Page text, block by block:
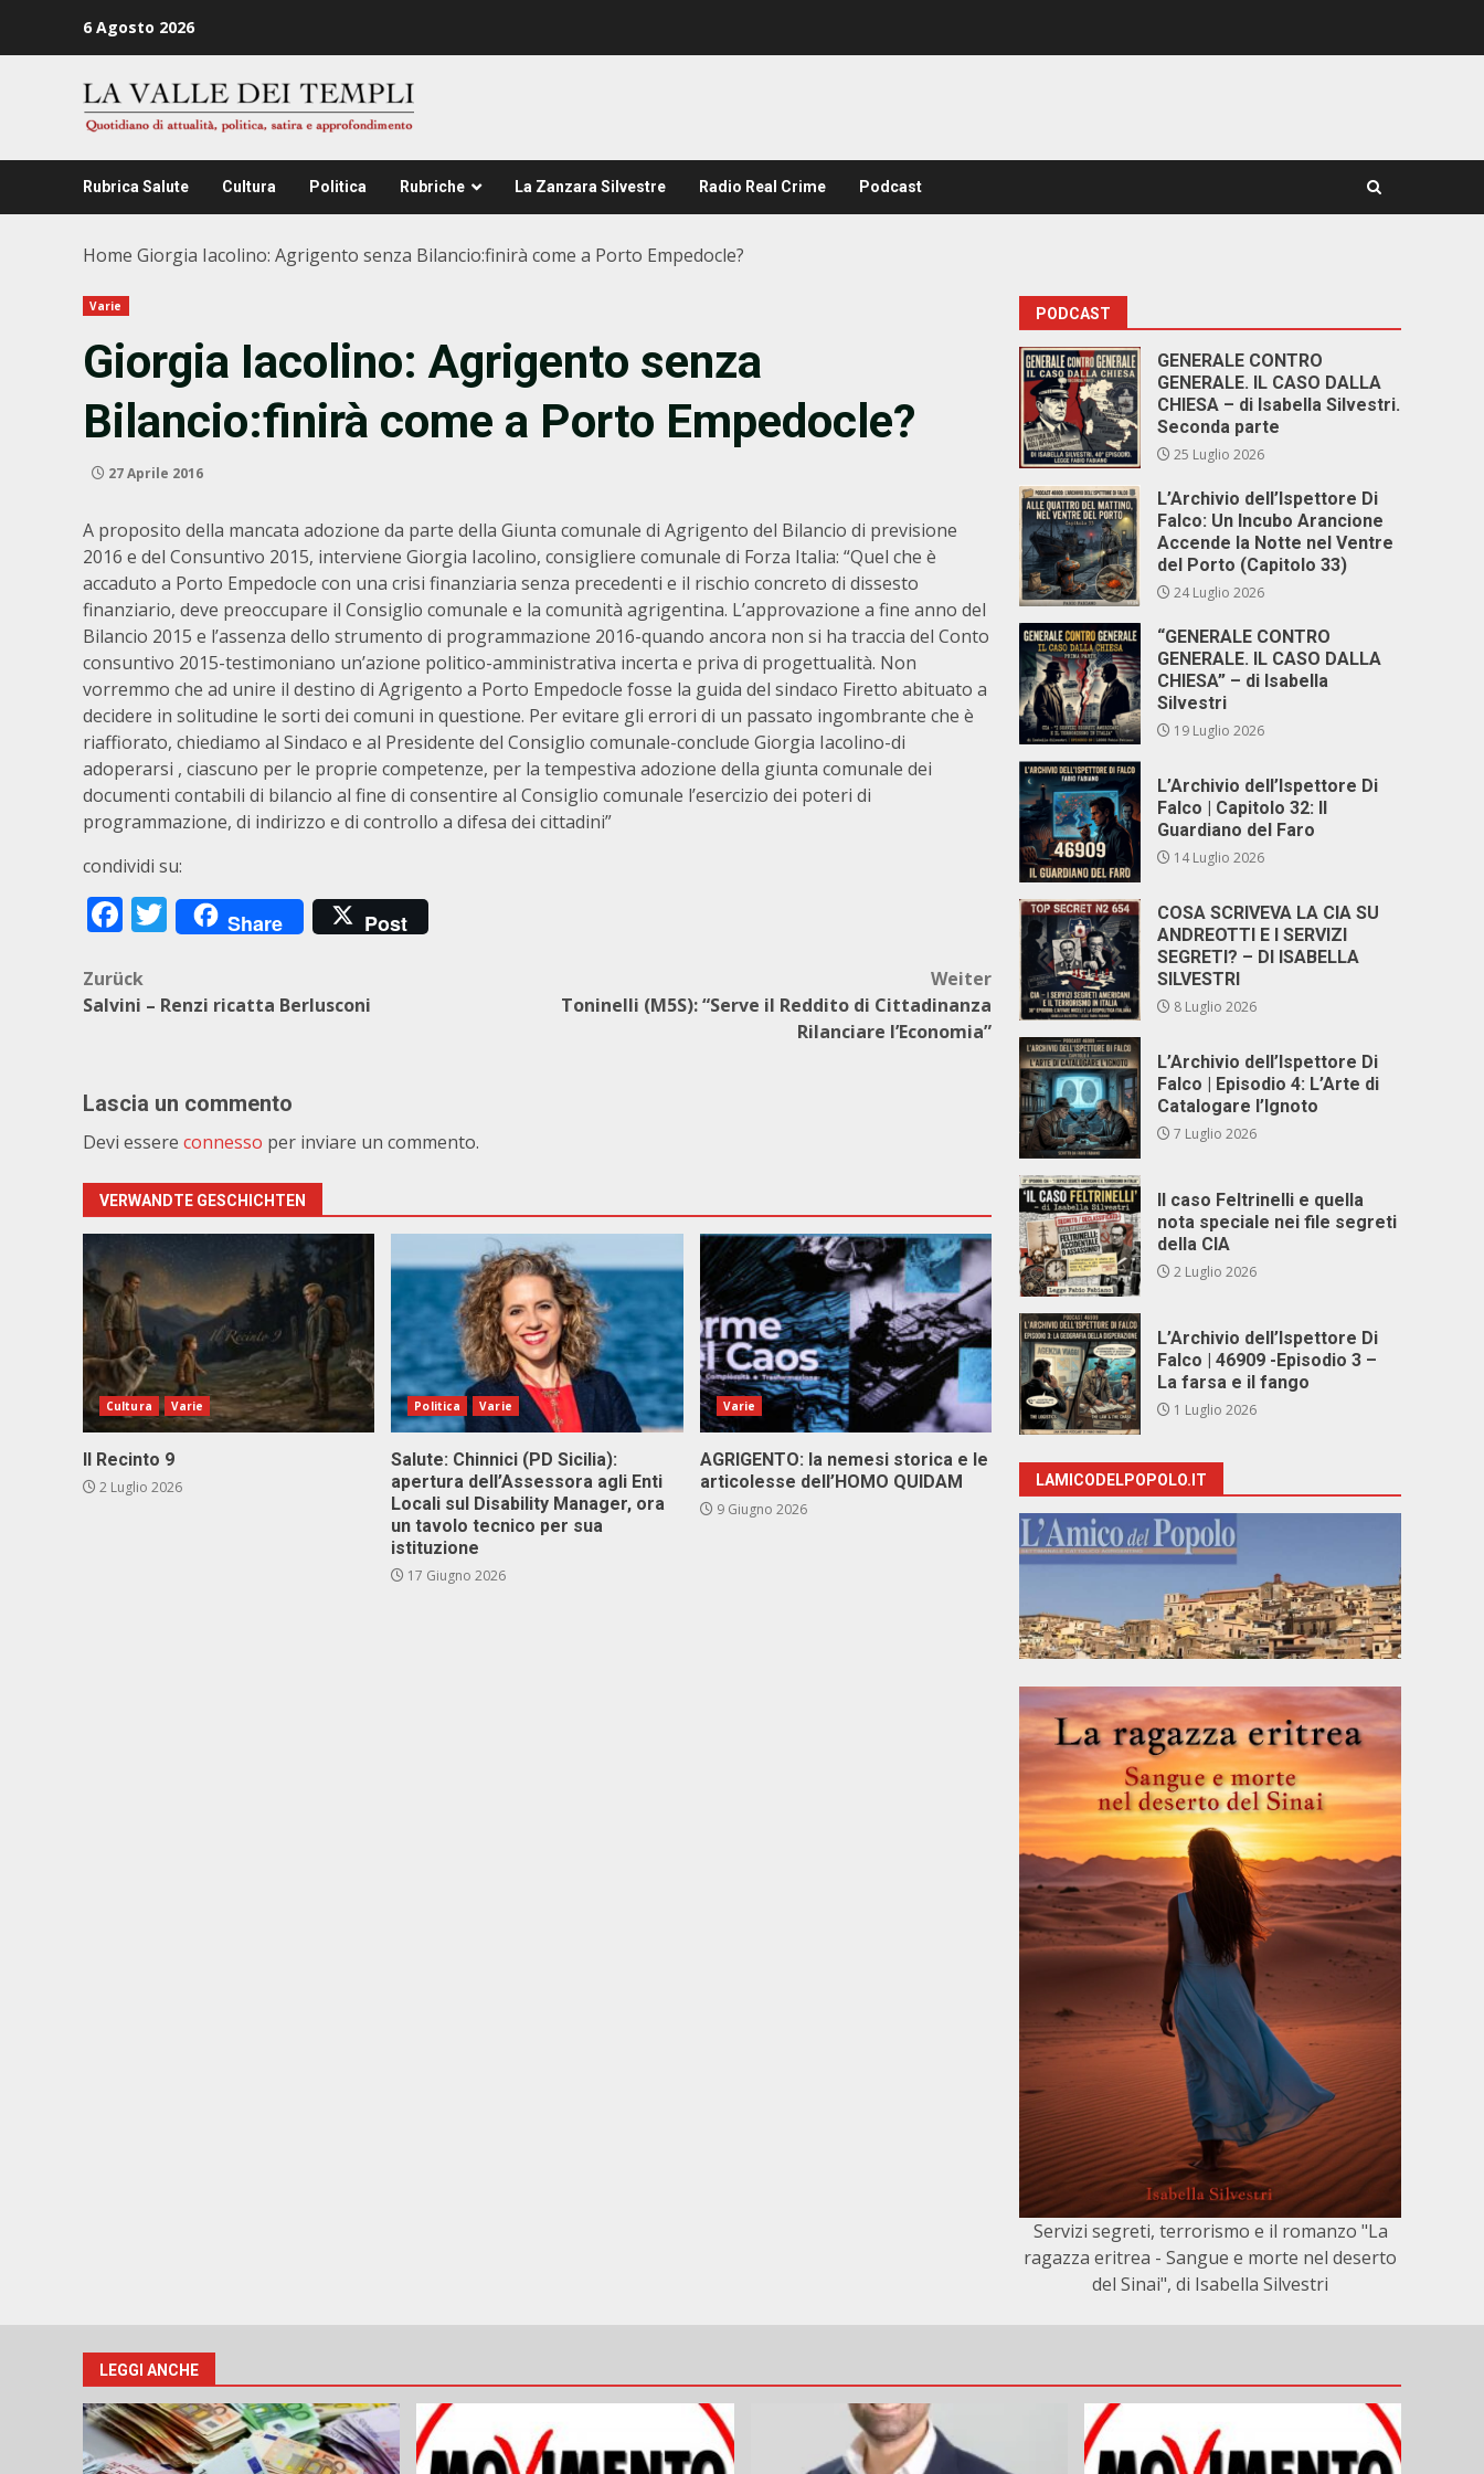
6 Agosto 2026
Rubrica Salute Cultura Politica Rubriche La Zanzara Silvestre Radio Real Crime Podcast
Home Giorgia Iacolino: Agrigento senza Bilancio:finirà come a Porto Empedocle?
Varie
Giorgia Iacolino: Agrigento senza
Bilancio:finirà come a Porto Empedocle?
27 Aprile 2016
A proposito della mancata adozione da parte della Giunta comunale di Agrigento del Bilancio di previsione
2016 e del Consuntivo 2015, interviene Giorgia Iacolino, consigliere comunale di Forza Italia: “Quel che è
accaduto a Porto Empedocle con una crisi finanziaria senza precedenti e il rischio concreto di dissesto
finanziario, deve preoccupare il Consiglio comunale e la comunità agrigentina. L’approvazione a fine anno del
Bilancio 2015 e l’assenza dello strumento di programmazione 2016-quando ancora non si ha traccia del Conto
consuntivo 2015-testimoniano un’azione politico-amministrativa incerta e priva di progettualità. Non
vorremmo che ad unire il destino di Agrigento a Porto Empedocle fosse la guida del sindaco Firetto abituato a
decidere in solitudine le sorti dei comuni in questione. Per evitare gli errori di un passato ingombrante che è
riaffiorato, chiediamo al Sindaco e al Presidente del Consiglio comunale-conclude Giorgia Iacolino-di
adoperarsi , ciascuno per le proprie competenze, per la tempestiva adozione della giunta comunale dei
documenti contabili di bilancio al fine di consentire al Consiglio comunale l’esercizio dei poteri di
programmazione, di indirizzo e di controllo a difesa dei cittadini”
condividi su:
Facebook
Twitter
Share Post
Beitragsnavigation
Zurück
Salvini – Renzi ricatta Berlusconi
Weiter
Toninelli (M5S): “Serve il Reddito di Cittadinanza
Rilanciare l’Economia”
Lascia un commento
Devi essere connesso per inviare un commento.
VERWANDTE GESCHICHTEN
Cultura Varie
Il Recinto 9
2 Luglio 2026
Politica Varie
Salute: Chinnici (PD Sicilia):
apertura dell’Assessora agli Enti
Locali sul Disability Manager, ora
un tavolo tecnico per sua
istituzione
17 Giugno 2026
Varie
AGRIGENTO: la nemesi storica e le
articolesse dell’HOMO QUIDAM
9 Giugno 2026
PODCAST
GENERALE CONTRO
GENERALE. IL CASO DALLA
CHIESA – di Isabella Silvestri.
Seconda parte
25 Luglio 2026
L’Archivio dell’Ispettore Di
Falco: Un Incubo Arancione
Accende la Notte nel Ventre
del Porto (Capitolo 33)
24 Luglio 2026
“GENERALE CONTRO
GENERALE. IL CASO DALLA
CHIESA” – di Isabella
Silvestri
19 Luglio 2026
L’Archivio dell’Ispettore Di
Falco | Capitolo 32: Il
Guardiano del Faro
14 Luglio 2026
COSA SCRIVEVA LA CIA SU
ANDREOTTI E I SERVIZI
SEGRETI? – DI ISABELLA
SILVESTRI
8 Luglio 2026
L’Archivio dell’Ispettore Di
Falco | Episodio 4: L’Arte di
Catalogare l’Ignoto
7 Luglio 2026
Il caso Feltrinelli e quella
nota speciale nei file segreti
della CIA
2 Luglio 2026
L’Archivio dell’Ispettore Di
Falco | 46909 -Episodio 3 –
La farsa e il fango
1 Luglio 2026
LAMICODELPOPOLO.IT
Servizi segreti, terrorismo e il romanzo "La
ragazza eritrea - Sangue e morte nel deserto
del Sinai", di Isabella Silvestri
LEGGI ANCHE